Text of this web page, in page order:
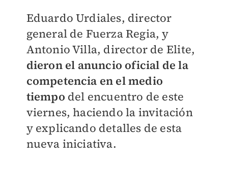
Eduardo Urdiales, director
general de Fuerza Regia, y
Antonio Villa, director de Elite,
dieron el anuncio oficial de la
competencia en el medio
tiempo del encuentro de este
viernes, haciendo la invitación
y explicando detalles de esta
nueva iniciativa.